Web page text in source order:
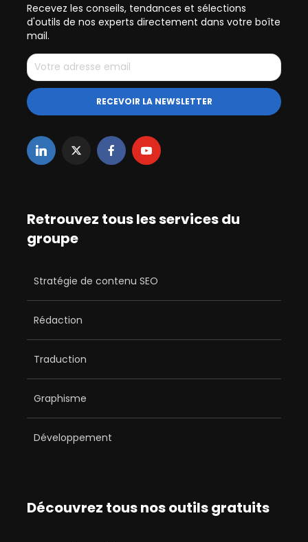
Recevez les conseils, tendances et sélections
d'outils de nos experts directement dans votre boîte
mail.
Retrouvez tous les services du
groupe
Stratégie de contenu SEO
Rédaction
Traduction
Graphisme
Développement
Découvrez tous nos outils gratuits